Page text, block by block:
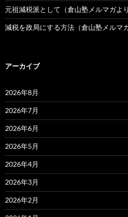
元祖減税派として（倉山塾メルマガより
減税を政局にする方法（倉山塾メルマ
アーカイブ
2026年8月
2026年7月
2026年6月
2026年5月
2026年4月
2026年3月
2026年2月